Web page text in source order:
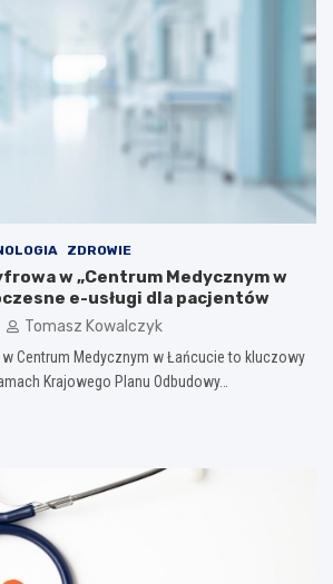
ZDROWIE
w „Centrum Medycznym w
e-usługi dla pacjentów
Tomasz Kowalczyk
Centrum Medycznym w Łańcucie to kluczowy
Krajowego Planu Odbudowy…